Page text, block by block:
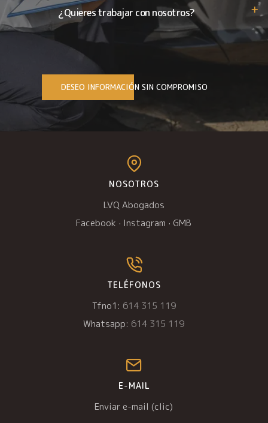
¿Quieres trabajar con nosotros?
DESEO INFORMACIÓN SIN COMPROMISO
NOSOTROS
LVQ Abogados
Facebook · Instagram · GMB
TELÉFONOS
Tfno1: 614 315 119
Whatsapp: 614 315 119
E-MAIL
Enviar e-mail (clic)